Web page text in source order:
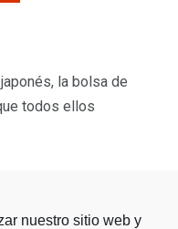
nuestro sitio web y
la bolsa de
todos ellos